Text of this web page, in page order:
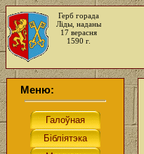
Герб горада
Ліды, наданы
17 верасня
1590 г.
Меню: